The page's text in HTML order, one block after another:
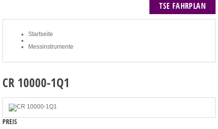
TSE FAHRPLAN
Startseite
Messinstrumente
CR 10000-1Q1
PREIS